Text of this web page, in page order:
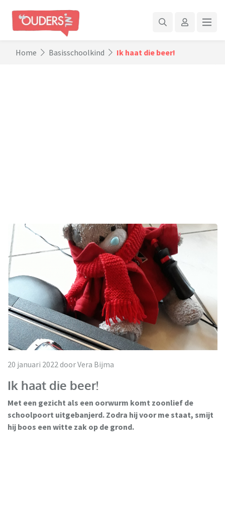
Home Basisschoolkind Ik haat die beer!
20 januari 2022 door Vera Bijma
Ik haat die beer!
Met een gezicht als een oorwurm komt zoonlief de
schoolpoort uitgebanjerd. Zodra hij voor me staat, smijt
hij boos een witte zak op de grond.